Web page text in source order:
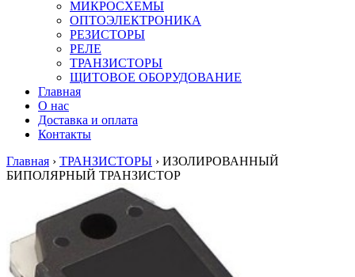
МИКРОСХЕМЫ
ОПТОЭЛЕКТРОНИКА
РЕЗИСТОРЫ
РЕЛЕ
ТРАНЗИСТОРЫ
ЩИТОВОЕ ОБОРУДОВАНИЕ
Главная
О нас
Доставка и оплата
Контакты
Главная › ТРАНЗИСТОРЫ › ИЗОЛИРОВАННЫЙ
БИПОЛЯРНЫЙ ТРАНЗИСТОР